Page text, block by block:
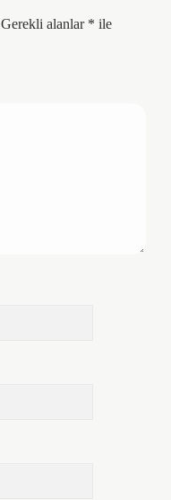
Gerekli alanlar * ile